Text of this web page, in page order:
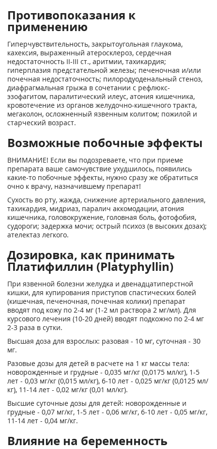
Противопоказания к
применению
Гиперчувствительность, закрытоугольная глаукома,
кахексия, выраженный атеросклероз, сердечная
недостаточность II-III ст., аритмии, тахикардия;
гиперплазия предстательной железы; печеночная и/или
почечная недостаточность; пилородуоденальный стеноз,
диафрагмальная грыжа в сочетании с рефлюкс-
эзофагитом, паралитический илеус, атония кишечника,
кровотечение из органов желудочно-кишечного тракта,
мегаколон, осложненный язвенным колитом; пожилой и
старческий возраст.
Возможные побочные эффекты
ВНИМАНИЕ! Если вы подозреваете, что при приеме
препарата ваше самочувствие ухудшилось, появились
какие-то побочные эффекты, нужно сразу же обратиться
очно к врачу, назначившему препарат!
Сухость во рту, жажда, снижение артериального давления,
тахикардия, мидриаз, паралич аккомодации, атония
кишечника, головокружение, головная боль, фотофобия,
судороги; задержка мочи; острый психоз (в высоких дозах);
ателектаз легкого.
Дозировка, как принимать
Платифиллин (Platyphyllin)
При язвенной болезни желудка и двенадцатиперстной
кишки, для купирования приступов спастических болей
(кишечная, печеночная, почечная колики) препарат
вводят под кожу по 2-4 мг (1-2 мл раствора 2 мг/мл). Для
курсового лечения (10-20 дней) вводят подкожно по 2-4 мг
2-3 раза в сутки.
Высшая доза для взрослых: разовая - 10 мг, суточная - 30
мг.
Разовые дозы для детей в расчете на 1 кг массы тела:
новорожденные и грудные - 0,035 мг/кг (0,0175 мл/кг), 1-5
лет - 0,03 мг/кг (0,015 мл/кг), 6-10 лет - 0,025 мг/кг (0,0125 мл/
кг), 11-14 лет - 0,02 мг/кг (0,01 мл/кг).
Высшие суточные дозы для детей: новорожденные и
грудные - 0,07 мг/кг, 1-5 лет - 0,06 мг/кг, 6-10 лет - 0,05 мг/кг,
11-14 лет - 0,04 мг/кг.
Влияние на беременность